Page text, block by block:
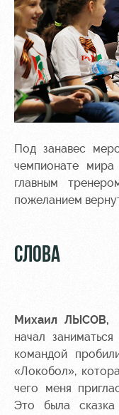
Под занавес
чемпионате
главным
пожеланием
СЛОВА
Михаил ЛЫСОВ,
начал
командой
«Локобол»,
чего меня
Это была